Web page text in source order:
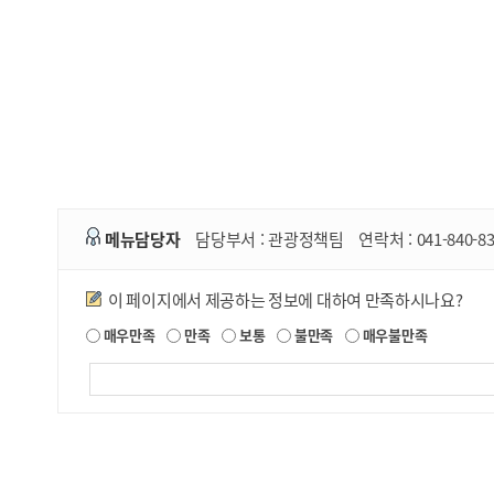
메뉴담당자 담당부서 :관광정책팀 연락처 : 041-840-
만족도조사
이 페이지에서 제공하는 정보에 대하여 만족하시나요?
매우만족 만족 보통 불만족 매우불만족